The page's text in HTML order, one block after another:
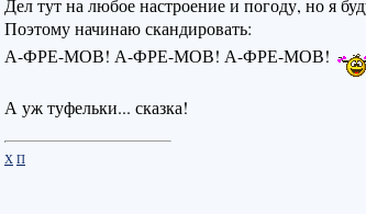
Дел тут на любое настроение и погоду, но я
Поэтому начинаю скандировать:
А-ФРЕ-МОВ! А-ФРЕ-МОВ! А-ФРЕ-МОВ!
А уж туфельки... сказка!
Х П